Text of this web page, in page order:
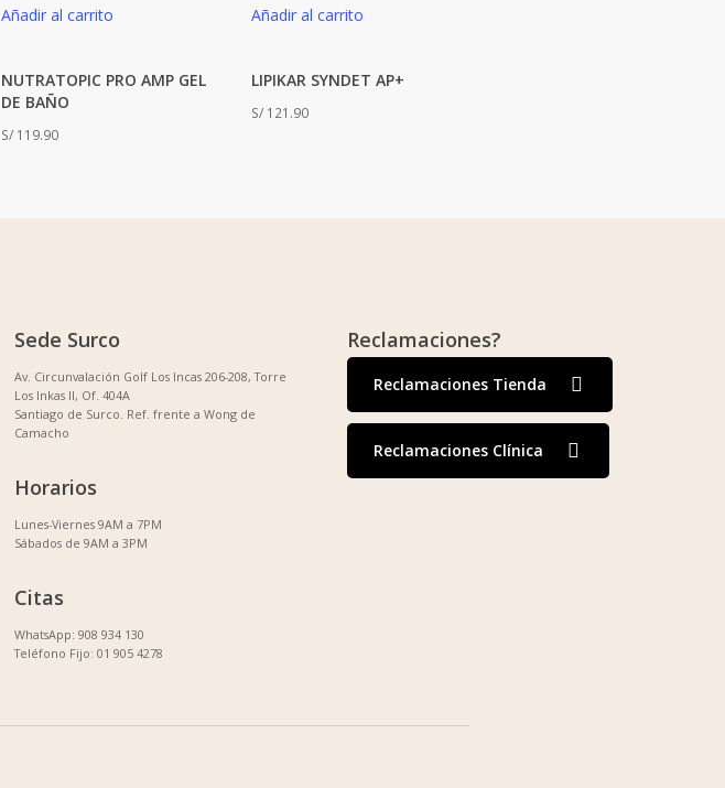
Añadir al carrito
NUTRATOPIC PRO AMP GEL
DE BAÑO
S/119.90
Añadir al carrito
LIPIKAR SYNDET AP+
S/ 121.90
Sede Surco
Av. Circunvalación Golf Los Incas 206-208, Torre
Los Inkas II, Of. 404A
Santiago de Surco. Ref. frente a Wong de
Camacho
Horarios
Lunes-Viernes 9AM a 7PM
Sábados de 9AM a 3PM
Citas
WhatsApp: 908 934 130
Teléfono Fijo: 01 905 4278
Reclamaciones?
Reclamaciones Tienda
Reclamaciones Clínica